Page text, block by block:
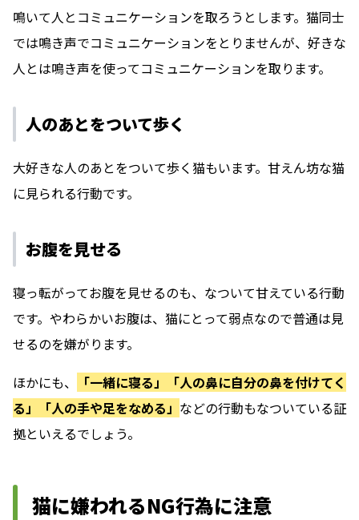
鳴いて人とコミュニケーションを取ろうとします。猫同士
では鳴き声でコミュニケーションをとりませんが、好きな
人とは鳴き声を使ってコミュニケーションを取ります。
人のあとをついて歩く
大好きな人のあとをついて歩く猫もいます。甘えん坊な猫
に見られる行動です。
お腹を見せる
寝っ転がってお腹を見せるのも、なついて甘えている行動
です。やわらかいお腹は、猫にとって弱点なので普通は見
せるのを嫌がります。
ほかにも、
「一緒に寝る」「人の鼻に自分の鼻を付けてく
る」「人の手や足をなめる」 などの行動もなついている証
拠といえるでしょう。
猫に嫌われるNG行為に注意